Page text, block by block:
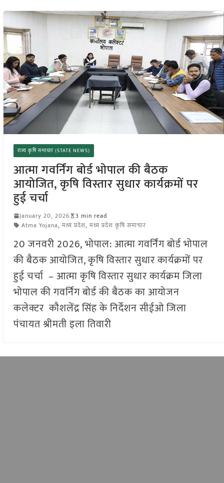
राज्य कृषि समाचार (STATE NEWS)
आत्मा गवर्निंग बोर्ड भोपाल की बैठक
आयोजित, कृषि विस्तार सुधार कार्यक्रमों पर
हुई चर्चा
January 20, 2026
3 min read
Atma Yojana, मध्य प्रदेश, मध्य प्रदेश कृषि समाचार
20 जनवरी 2026, भोपाल: आत्मा गवर्निंग बोर्ड भोपाल
की बैठक आयोजित, कृषि विस्तार सुधार कार्यक्रमों पर
हुई चर्चा – आत्मा कृषि विस्तार सुधार कार्यक्रम जिला
भोपाल की गवर्निंग बोर्ड की बैठक का आयोजन
कलेक्टर कौशलेंद्र सिंह के निर्देशन सीईओ जिला
पंचायत श्रीमती इला तिवारी